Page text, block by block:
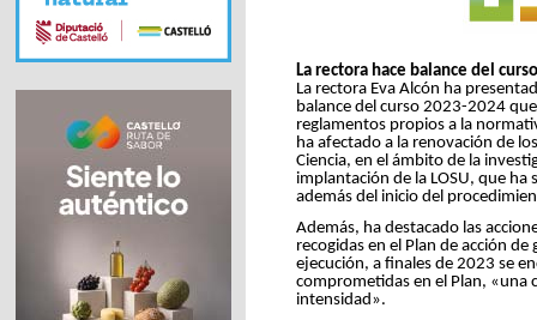
La rectora hace balance del
La rectora Eva Alcón ha
balance del curso 2023-2024
reglamentos propios a la
ha afectado a la renovación de
Ciencia, en el ámbito de la
implantación de la LOSU, que
además del inicio del
Además, ha destacado las
recogidas en el Plan de acción
ejecución, a finales de 2023 se
comprometidas en el Plan, «una
intensidad».